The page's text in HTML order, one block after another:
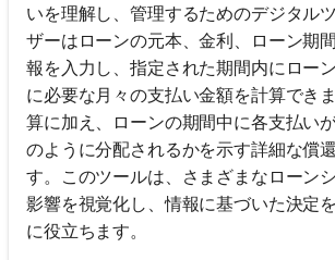
いを理解し、管理するためのデジタル
ザーはローンの元本、金利、ローン期
報を入力し、指定された期間内にロー
に必要な月々の支払い金額を計算でき
算に加え、ローンの期間中に各支払い
のように分配されるかを示す詳細な償
す。このツールは、さまざまなローン
影響を視覚化し、情報に基づいた決定
に役立ちます。